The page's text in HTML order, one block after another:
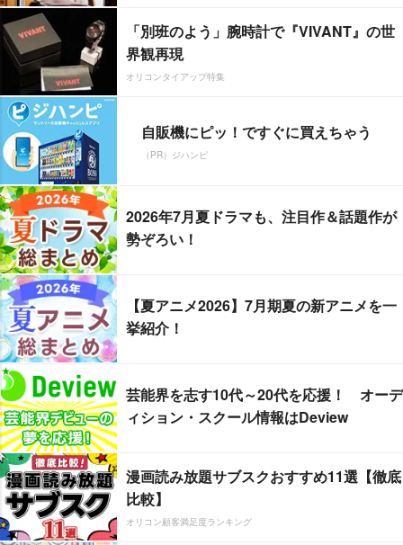
「別班のよう」腕時計で『VIVANT』の世
界観再現
オリコンタイアップ特集
自販機にピッ！ですぐに買えちゃう
（PR）ジハンピ
2026年7月夏ドラマも、注目作＆話題作が
勢ぞろい！
【夏アニメ2026】7月期夏の新アニメを一
挙紹介！
芸能界を志す10代～20代を応援！ オーデ
ィション・スクール情報はDeview
漫画読み放題サブスクおすすめ11選【徹底
比較】
オリコン顧客満足度ランキング